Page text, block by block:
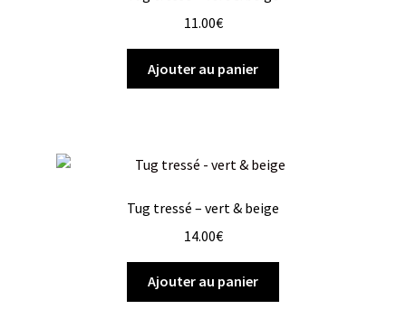
11.00€
Ajouter au panier
Tug tressé – vert & beige
14.00€
Ajouter au panier